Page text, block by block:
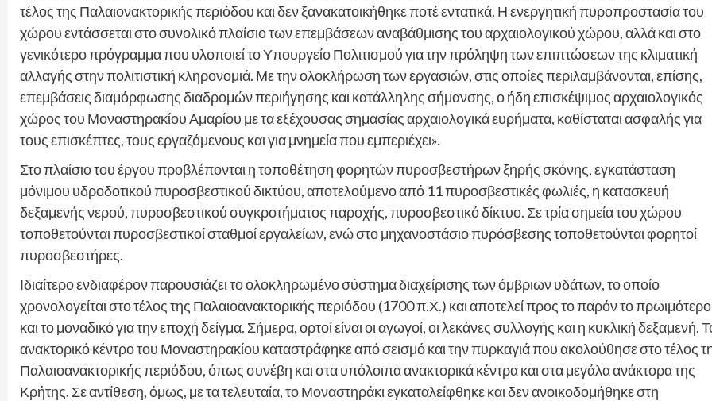
τέλος της Παλαιονακτορικής περιόδου και δεν ξανακατοικήθηκε ποτέ εντατικά. Η ενεργητική πυροπροστασία του
χώρου εντάσσεται στο συνολικό πλαίσιο των επεμβάσεων αναβάθμισης του αρχαιολογικού χώρου, αλλά και στο
γενικότερο πρόγραμμα που υλοποιεί το Υπουργείο Πολιτισμού για την πρόληψη των επιπτώσεων της κλιματική
αλλαγής στην πολιτιστική κληρονομιά. Με την ολοκλήρωση των εργασιών, στις οποίες περιλαμβάνονται, επίσης,
επεμβάσεις διαμόρφωσης διαδρομών περιήγησης και κατάλληλης σήμανσης, ο ήδη επισκέψιμος αρχαιολογικός
χώρος του Μοναστηρακίου Αμαρίου με τα εξέχουσας σημασίας αρχαιολογικά ευρήματα, καθίσταται ασφαλής για
τους επισκέπτες, τους εργαζόμενους και για μνημεία που εμπεριέχει».
Στο πλαίσιο του έργου προβλέπονται η τοποθέτηση φορητών πυροσβεστήρων ξηρής σκόνης, εγκατάσταση
μόνιμου υδροδοτικού πυροσβεστικού δικτύου, αποτελούμενο από 11 πυροσβεστικές φωλιές, η κατασκευή
δεξαμενής νερού, πυροσβεστικού συγκροτήματος παροχής, πυροσβεστικό δίκτυο. Σε τρία σημεία του χώρου
τοποθετούνται πυροσβεστικοί σταθμοί εργαλείων, ενώ στο μηχανοστάσιο πυρόσβεσης τοποθετούνται φορητοί
πυροσβεστήρες.
Ιδιαίτερο ενδιαφέρον παρουσιάζει το ολοκληρωμένο σύστημα διαχείρισης των όμβριων υδάτων, το οποίο
χρονολογείται στο τέλος της Παλαιοανακτορικής περιόδου (1700 π.Χ.) και αποτελεί προς το παρόν το πρωιμότερο
και το μοναδικό για την εποχή δείγμα. Σήμερα, ορτοί είναι οι αγωγοί, οι λεκάνες συλλογής και η κυκλική δεξαμενή.
ανακτορικό κέντρο του Μοναστηρακίου καταστράφηκε από σεισμό και την πυρκαγιά που ακολούθησε στο τέλος
Παλαιοανακτορικής περιόδου, όπως συνέβη και στα υπόλοιπα ανακτορικά κέντρα και στα μεγάλα ανάκτορα της
Κρήτης. Σε αντίθεση, όμως, με τα τελευταία, το Μοναστηράκι εγκαταλείφθηκε και δεν ανοικοδομήθηκε στη